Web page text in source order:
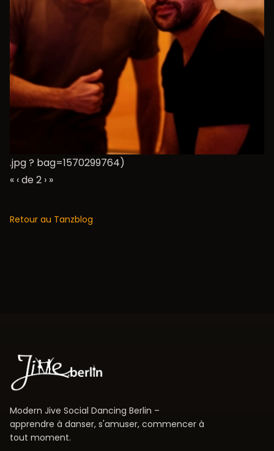
.jpg ? bag=1570299764)
« ‹ de 2 › »
Retour au Tanzblog
Modern Jive Social Dancing Berlin –
apprendre à danser, s'amuser, commencer à
tout moment.